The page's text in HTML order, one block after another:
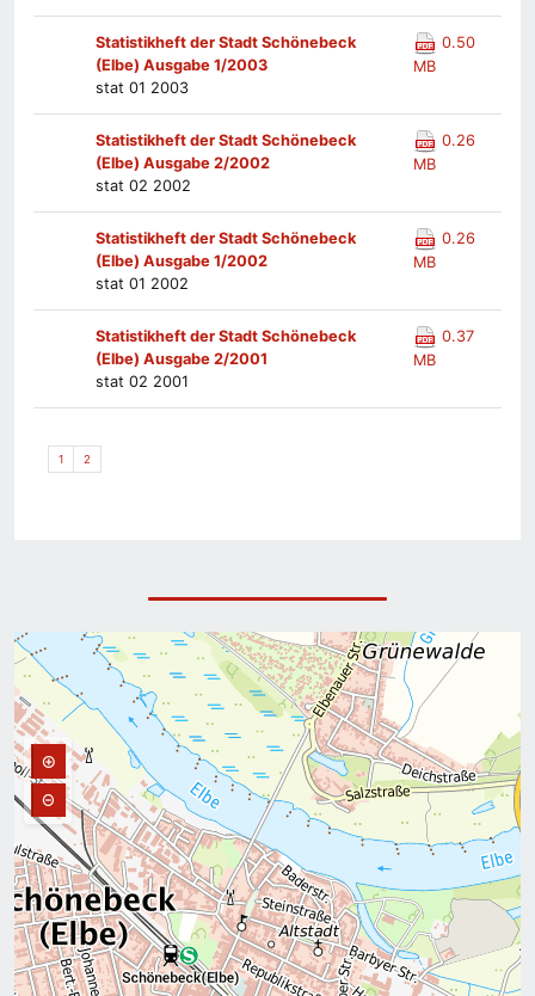
Statistikheft der Stadt Schönebeck
(Elbe) Ausgabe 1/2003
stat 01 2003
0.50
MB
Statistikheft der Stadt Schönebeck
(Elbe) Ausgabe 2/2002
stat 02 2002
0.26
MB
Statistikheft der Stadt Schönebeck
(Elbe) Ausgabe 1/2002
stat 01 2002
0.26
MB
Statistikheft der Stadt Schönebeck
(Elbe) Ausgabe 2/2001
stat 02 2001
0.37
MB
1 2